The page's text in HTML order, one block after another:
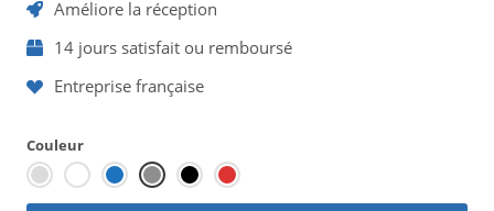
Améliore la réception
14 jours satisfait ou remboursé
Entreprise française
Couleur